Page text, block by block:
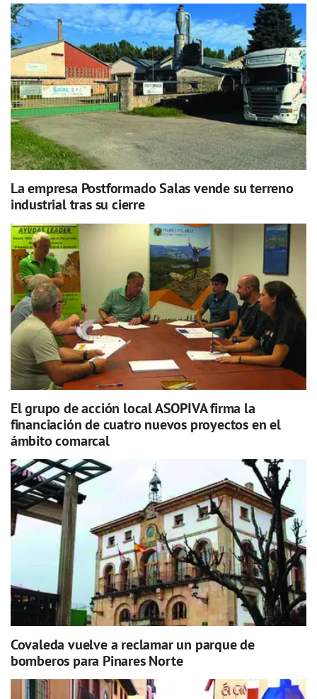
La empresa Postformado Salas vende su terreno
industrial tras su cierre
El grupo de acción local ASOPIVA firma la
financiación de cuatro nuevos proyectos en el
ámbito comarcal
Covaleda vuelve a reclamar un parque de
bomberos para Pinares Norte